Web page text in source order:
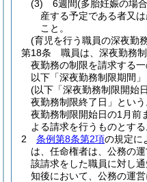
(3)
6週間(多胎妊娠の場
産する予定である者又
こと。
(育児を行う職員の深夜勤
第18条
職員は、深夜勤務
夜勤務の制限を請求する一
以下「深夜勤務制限期間
(以下「深夜勤務制限開始
夜勤務制限終了日」とい
夜勤務制限開始日の1月前
よる請求を行うものとする
2
条例第8条第2項の規定に
は、任命権者は、公務の
該請求をした職員に対し通
知後において、公務の運